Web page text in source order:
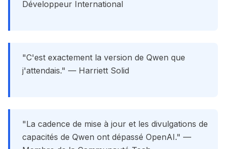
Développeur International
"C'est exactement la version de Qwen que
j'attendais." — Harriett Solid
"La cadence de mise à jour et les divulgations de
capacités de Qwen ont dépassé OpenAI." —